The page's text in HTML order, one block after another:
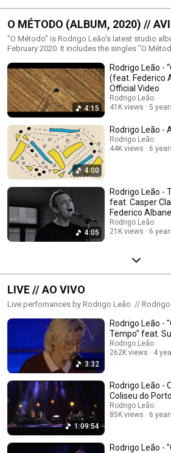
O MÉTODO (ALBUM, 2020) //
"O Método" is Rodrigo Leão's latest studio
February 2020. It includes the singles "O
Clausen from Efterklang and "A Bailarina". "Avis
followed, later in the year, recorded in Alentejo
4:15
Rodrigo Leão -
(feat. Federico
Official Video
Rodrigo Leão
41K views
5
4:00
Rodrigo Leão -
Rodrigo Leão
44K views
6
4:05
Rodrigo Leão -
feat. Casper
Federico
Rodrigo Leão
21K views
6
LIVE // AO VIVO
Live perfomances by Rodrigo Leão. // Rodrigo
3:32
Rodrigo Leão -
Tempo" feat.
Rodrigo Leão
262K views
4
1:09:54
Rodrigo Leão -
Coliseu do
Rodrigo Leão
85K views
6
Rodrigo Leão -